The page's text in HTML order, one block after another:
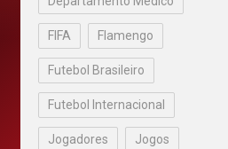
FIFA Flamengo
Futebol Brasileiro
Futebol Internacional
Jogadores Jogos